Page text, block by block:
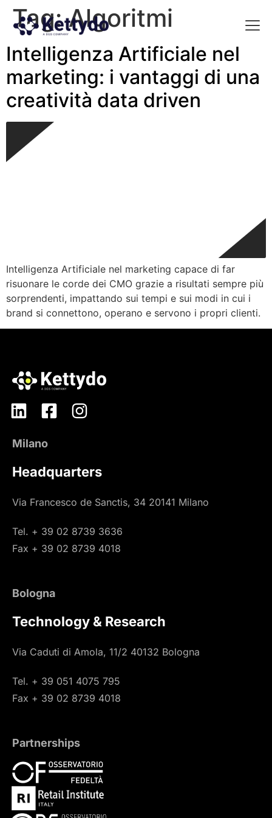
Tag:Algoritmi
Intelligenza Artificiale nel
marketing: i vantaggi di una
creatività data driven
Intelligenza Artificiale nel marketing capace di far
risuonare le corde dei CMO grazie a risultati sempre più
sorprendenti, impattando sui tempi e sui modi in cui i
brand si connettono, operano e servono i propri clienti.
Milano
Headquarters
Via Francesco de Sanctis, 34 20141 Milano
Tel. + 39 02 8739 3636
Fax + 39 02 8739 4018
Bologna
Technology & Research
Via Caduti di Amola, 11/2 40132 Bologna
Tel. + 39 051 4075 795
Fax + 39 02 8739 4018
Partnerships